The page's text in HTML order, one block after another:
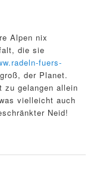
Alpen nix
die sie
fuers-
der Planet.
zu gelangen allein
vielleicht auch
Neid!